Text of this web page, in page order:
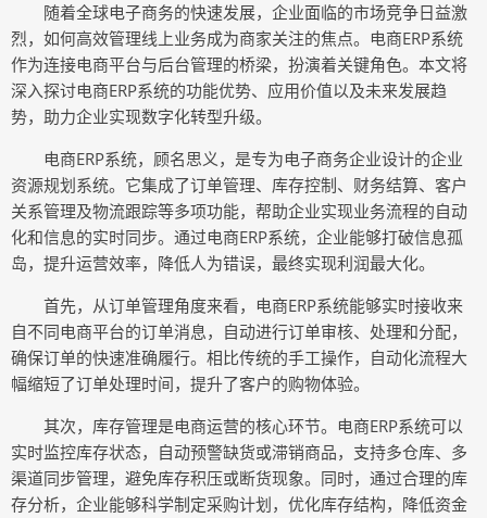
随着全球电子商务的快速发展，企业面临的市场竞争日益激
烈，如何高效管理线上业务成为商家关注的焦点。电商ERP系统
作为连接电商平台与后台管理的桥梁，扮演着关键角色。本文将
深入探讨电商ERP系统的功能优势、应用价值以及未来发展趋
势，助力企业实现数字化转型升级。
电商ERP系统，顾名思义，是专为电子商务企业设计的企业
资源规划系统。它集成了订单管理、库存控制、财务结算、客户
关系管理及物流跟踪等多项功能，帮助企业实现业务流程的自动
化和信息的实时同步。通过电商ERP系统，企业能够打破信息孤
岛，提升运营效率，降低人为错误，最终实现利润最大化。
首先，从订单管理角度来看，电商ERP系统能够实时接收来
自不同电商平台的订单消息，自动进行订单审核、处理和分配，
确保订单的快速准确履行。相比传统的手工操作，自动化流程大
幅缩短了订单处理时间，提升了客户的购物体验。
其次，库存管理是电商运营的核心环节。电商ERP系统可以
实时监控库存状态，自动预警缺货或滞销商品，支持多仓库、多
渠道同步管理，避免库存积压或断货现象。同时，通过合理的库
存分析，企业能够科学制定采购计划，优化库存结构，降低资金